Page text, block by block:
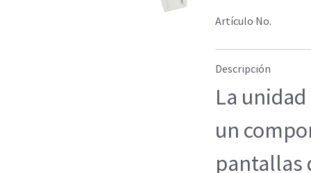
Artículo No.
Descripción
La
un
pantallas